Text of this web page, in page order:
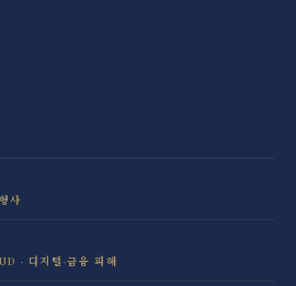
사
· 디지털·금융 피해